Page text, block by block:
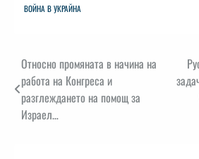
ВОЙНА В УКРАЙНА
Навигация
Относно промяната в начина на
работа на Конгреса и
разглеждането на помощ за
Израел…